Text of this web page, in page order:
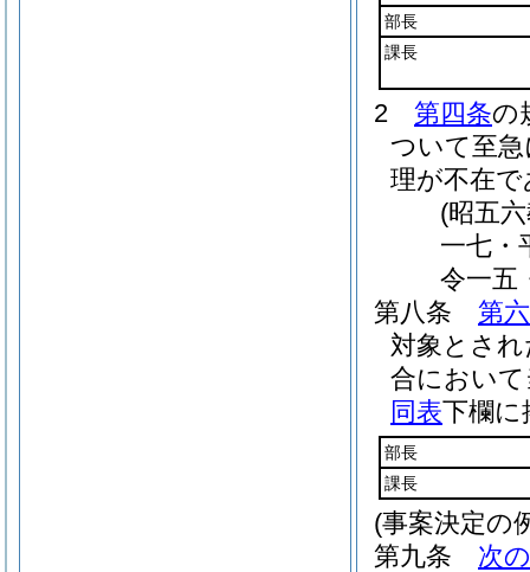
部長
課長
2 第四条の
ついて至
理が不在
(昭五
一七・
令一五
第八条
第
対象とさ
合におい
同表下欄に
部長
課長
(事案決定の
第九条
次